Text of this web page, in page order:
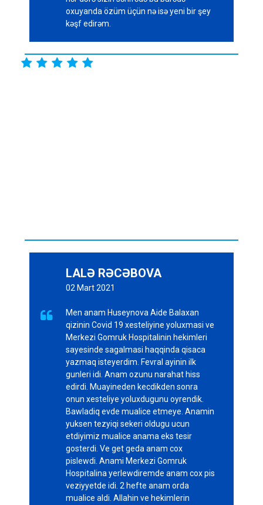
oxuyanda özüm üçün nə isə yeni bir şey
kəşf edirəm.
    

LALƏ RƏCƏBOVA
02 Mart 2021
Men anam Huseynova Aide Balaxan
qizinin Covid 19 xesteliyine yoluxmasi ve
Merkezi Gomruk Hospitalinin hekimleri
sayesinde sagalmasi haqqinda qisaca
yazmaq isteyerdim. Fevral ayinin ilk
gunleri idi. Anam ozunu narahat hiss
edirdi. Muayineden kecdikden sonra
onun xesteliye yoluxdugunu oyrendik.
Bawladiq evde mualice etmeye. Anamin
yuksen tezyiqi sekeri oldugu ucun
etdiyimiz mualice anama eks tesir
gosterdi. Ve get geda anam cox
pislewdi. Anami Merkezi Gomruk
Hospitalina yerlewdiremde anam cox pis
veziyyetde idi. 2 hefte anam orda
mualice aldi. Allahin ve hekimlerin